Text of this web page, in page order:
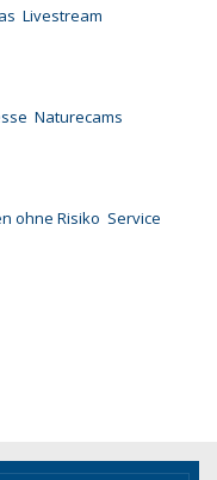
Livestream
Naturecams
ohne Risiko Service